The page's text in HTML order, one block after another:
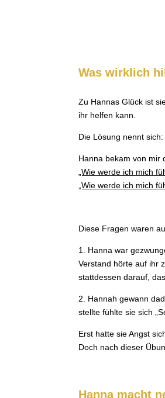
Was wirklich
Zu Hannas Glück ist
ihr helfen kann.
Die Lösung nennt sich:
Hanna bekam von mir
„Wie werde ich mich
„Wie werde ich mich
Diese Fragen waren
1. Hanna war
Verstand hörte auf ihr
stattdessen darauf,
2. Hannah gewann
stellte fühlte sie sich
Erst hatte sie Angst
Doch nach dieser
Hanna macht